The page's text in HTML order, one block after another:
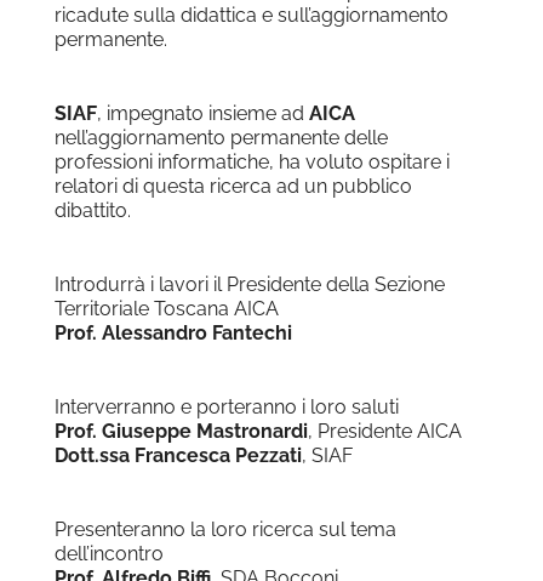
ricadute sulla didattica e sull’aggiornamento
permanente.
SIAF, impegnato insieme ad AICA
nell’aggiornamento permanente delle
professioni informatiche, ha voluto ospitare i
relatori di questa ricerca ad un pubblico
dibattito.
Introdurrà i lavori il Presidente della Sezione
Territoriale Toscana AICA
Prof. Alessandro Fantechi
Interverranno e porteranno i loro saluti
Prof. Giuseppe Mastronardi, Presidente AICA
Dott.ssa Francesca Pezzati, SIAF
Presenteranno la loro ricerca sul tema
dell’incontro